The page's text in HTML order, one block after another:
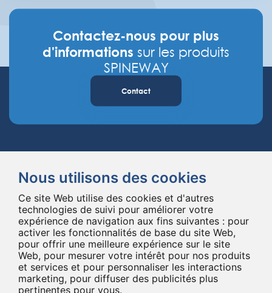
Nous utilisons des cookies
Ce site Web utilise des cookies et d'autres
technologies de suivi pour améliorer votre
expérience de navigation aux fins suivantes : pour
activer les fonctionnalités de base du site Web,
pour offrir une meilleure expérience sur le site
Web, pour mesurer votre intérêt pour nos produits
et services et pour personnaliser les interactions
marketing, pour diffuser des publicités plus
pertinentes pour vous.
Contactez-nous pour plus
d'informations sur les produits
SPINEWAY
Contact
Spineway conçoit et fournit des implants et des instruments innovants
pour la chirurgie du rachis, améliorant la chirurgie rachidienne dans le
monde entier depuis 20 ans.
*Ensemble, jusqu'au bout